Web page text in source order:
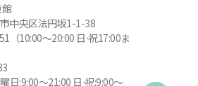
中央区法円坂1-1-38
（10:00～20:00 日⋅祝17:00ま
日:9:00～21:00 日⋅祝:9:00～